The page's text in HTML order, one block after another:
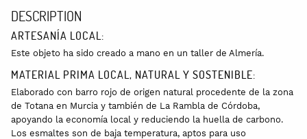
DESCRIPTION
ARTESANÍA LOCAL:
Este objeto ha sido creado a mano en un taller de Almería.
MATERIAL PRIMA LOCAL, NATURAL Y SOSTENIBLE:
Elaborado con barro rojo de origen natural procedente de la zona
de Totana en Murcia y también de La Rambla de Córdoba,
apoyando la economía local y reduciendo la huella de carbono.
Los esmaltes son de baja temperatura, aptos para uso